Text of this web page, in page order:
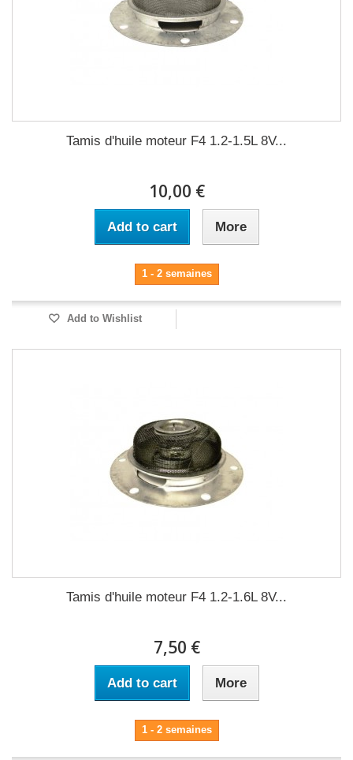
Tamis d'huile moteur F4 1.2-1.5L 8V...
10,00 €
Add to cart More
1 - 2 semaines
Add to Wishlist
Tamis d'huile moteur F4 1.2-1.6L 8V...
7,50 €
Add to cart More
1 - 2 semaines